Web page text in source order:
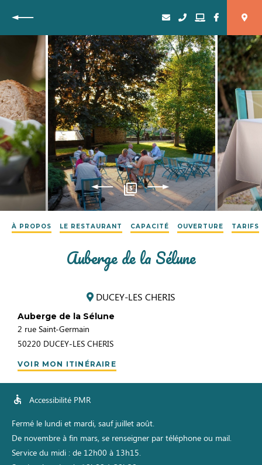
Retour
5
À PROPOS LE RESTAURANT CAPACITÉ OUVERTURE TARIFS
Auberge de la Sélune
DUCEY-LES CHERIS
Auberge de la Sélune
2 rue Saint-Germain
50220 DUCEY-LES CHERIS
VOIR MON ITINÉRAIRE
Accessibilité PMR
Fermé le lundi et mardi, sauf juillet août.
De novembre à fin mars, se renseigner par téléphone ou mail.
Service du midi : de 12h00 à 13h15.